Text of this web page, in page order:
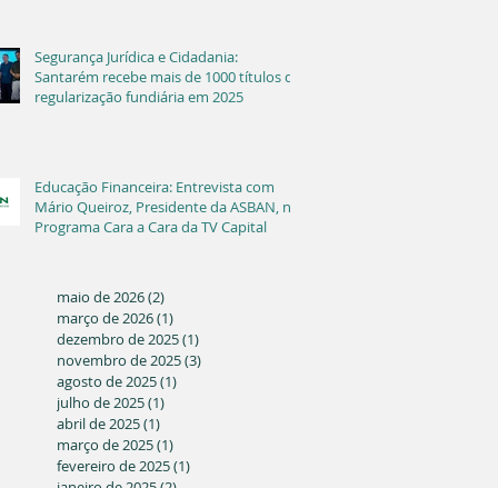
Segurança Jurídica e Cidadania:
Santarém recebe mais de 1000 títulos de
regularização fundiária em 2025
Educação Financeira: Entrevista com
Mário Queiroz, Presidente da ASBAN, no
Programa Cara a Cara da TV Capital
maio de 2026(2)
março de 2026(1)
dezembro de 2025(1)
novembro de 2025(3)
agosto de 2025(1)
julho de 2025(1)
abril de 2025(1)
março de 2025(1)
fevereiro de 2025(1)